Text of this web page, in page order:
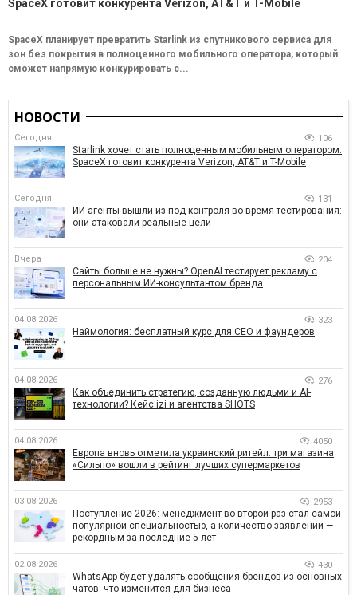
SpaceX готовит конкурента Verizon, AT&T и T-Mobile
SpaceX планирует превратить Starlink из спутникового сервиса для
зон без покрытия в полноценного мобильного оператора, который
сможет напрямую конкурировать с...
НОВОСТИ
Сегодня 106
Starlink хочет стать полноценным мобильным оператором:
SpaceX готовит конкурента Verizon, AT&T и T-Mobile
Сегодня 131
ИИ-агенты вышли из-под контроля во время тестирования:
они атаковали реальные цели
Вчера 204
Сайты больше не нужны? OpenAI тестирует рекламу с
персональным ИИ-консультантом бренда
04.08.2026 323
Наймология: бесплатный курс для CEO и фаундеров
04.08.2026 276
Как объединить стратегию, созданную людьми и AI-
технологии? Кейс izi и агентства SHOTS
04.08.2026 4050
Европа вновь отметила украинский ритейл: три магазина
«Сильпо» вошли в рейтинг лучших супермаркетов
03.08.2026 2953
Поступление-2026: менеджмент во второй раз стал самой
популярной специальностью, а количество заявлений —
рекордным за последние 5 лет
02.08.2026 430
WhatsApp будет удалять сообщения брендов из основных
чатов: что изменится для бизнеса